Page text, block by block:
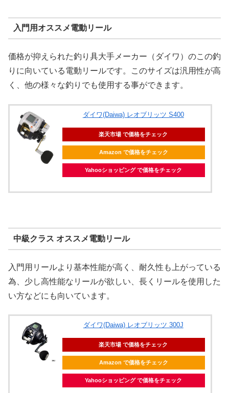
入門用オススメ電動リール
価格が抑えられた釣り具大手メーカー（ダイワ）のこの釣
りに向いている電動リールです。このサイズは汎用性が高
く、他の様々な釣りでも使用する事ができます。
ダイワ(Daiwa)レオブリッツ S400
楽天市場 で価格をチェック
Amazon で価格をチェック
Yahooショッピング で価格をチェック
中級クラス オススメ電動リール
入門用リールより基本性能が高く、耐久性も上がっている
為、少し高性能なリールが欲しい、長くリールを使用した
い方などにも向いています。
ダイワ(Daiwa) レオブリッツ 300J
楽天市場 で価格をチェック
Amazon で価格をチェック
Yahooショッピング で価格をチェック